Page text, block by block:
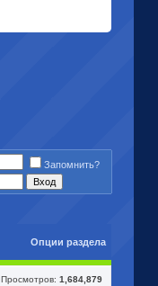
Запомнить?
Опции раздела
Просмотров: 1,684,879